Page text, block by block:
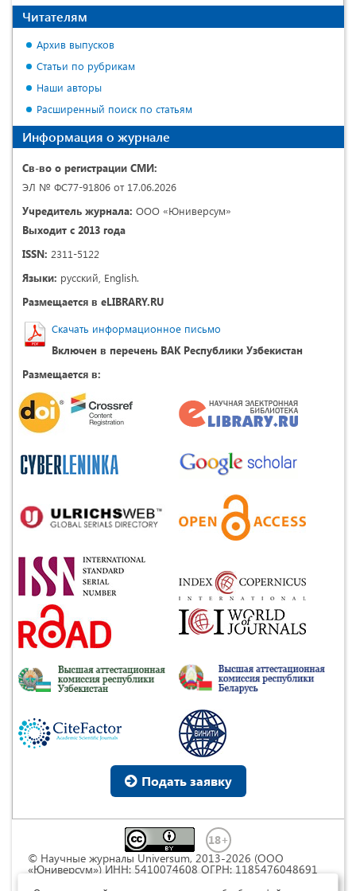
Читателям
Архив выпусков
Статьи по рубрикам
Наши авторы
Расширенный поиск по статьям
Информация о журнале
Св-во о регистрации СМИ:
ЭЛ № ФС77-91806 от 17.06.2026
Учредитель журнала: ООО «Юниверсум»
Выходит с 2013 года
ISSN: 2311-5122
Языки: русский, English.
Размещается в eLIBRARY.RU
Скачать информационное письмо
Включен в перечень ВАК Республики Узбекистан
Размещается в:
Подать заявку
© Научные журналы Universum, 2013-2026 (ООО
«Юниверсум») ИНН: 5410074608 ОГРН: 1185476048691